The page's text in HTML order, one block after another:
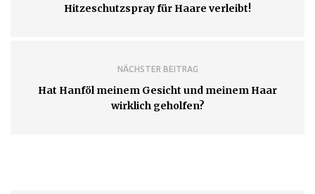
Hitzeschutzspray für Haare verleibt!
NÄCHSTER BEITRAG
Hat Hanföl meinem Gesicht und meinem Haar
wirklich geholfen?